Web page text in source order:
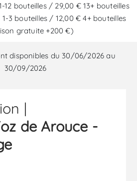
12 bouteilles / 29,00 € 13+ bouteilles
1-3 bouteilles / 12,00 € 4+ bouteilles
gratuite +200 €)
disponibles du 30/06/2026 au
30/09/2026
|
de Arouce -